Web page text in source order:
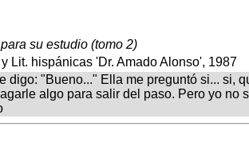
su estudio (tomo 2)
Lit. hispánicas 'Dr. Amado Alonso', 1987
"Bueno..." Ella me preguntó si... si,
algo para salir del paso. Pero yo no